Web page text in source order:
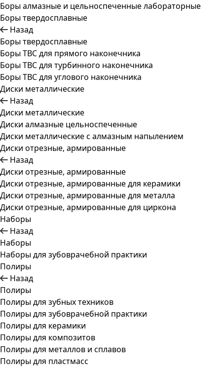
Боры алмазные и цельноспеченные лабораторные
Боры твердосплавные
Назад
Боры твердосплавные
Боры ТВС для прямого наконечника
Боры ТВС для турбинного наконечника
Боры ТВС для углового наконечника
Диски металлические
Назад
Диски металлические
Диски алмазные цельноспеченные
Диски металлические с алмазным напылением
Диски отрезные, армированные
Назад
Диски отрезные, армированные
Диски отрезные, армированные для керамики
Диски отрезные, армированные для металла
Диски отрезные, армированные для циркона
Наборы
Назад
Наборы
Наборы для зубоврачебной практики
Полиры
Назад
Полиры
Полиры для зубных техников
Полиры для зубоврачебной практики
Полиры для керамики
Полиры для композитов
Полиры для металлов и сплавов
Полиры для пластмасс